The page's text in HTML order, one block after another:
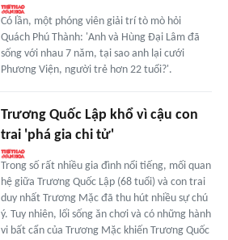
Có lần, một phóng viên giải trí tò mò hỏi
Quách Phú Thành: 'Anh và Hùng Đại Lâm đã
sống với nhau 7 năm, tại sao anh lại cưới
Phương Viện, người trẻ hơn 22 tuổi?'.
Trương Quốc Lập khổ vì cậu con
trai 'phá gia chi tử'
Trong số rất nhiều gia đình nổi tiếng, mối quan
hệ giữa Trương Quốc Lập (68 tuổi) và con trai
duy nhất Trương Mặc đã thu hút nhiều sự chú
ý. Tuy nhiên, lối sống ăn chơi và có những hành
vi bất cẩn của Trương Mặc khiến Trương Quốc